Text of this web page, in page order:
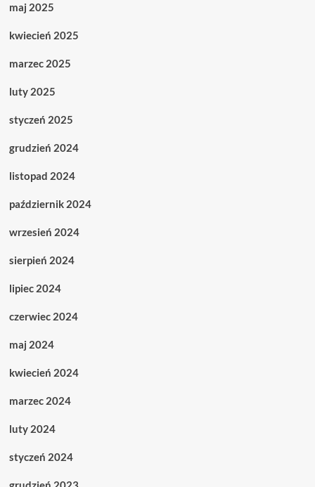
maj 2025
kwiecień 2025
marzec 2025
luty 2025
styczeń 2025
grudzień 2024
listopad 2024
październik 2024
wrzesień 2024
sierpień 2024
lipiec 2024
czerwiec 2024
maj 2024
kwiecień 2024
marzec 2024
luty 2024
styczeń 2024